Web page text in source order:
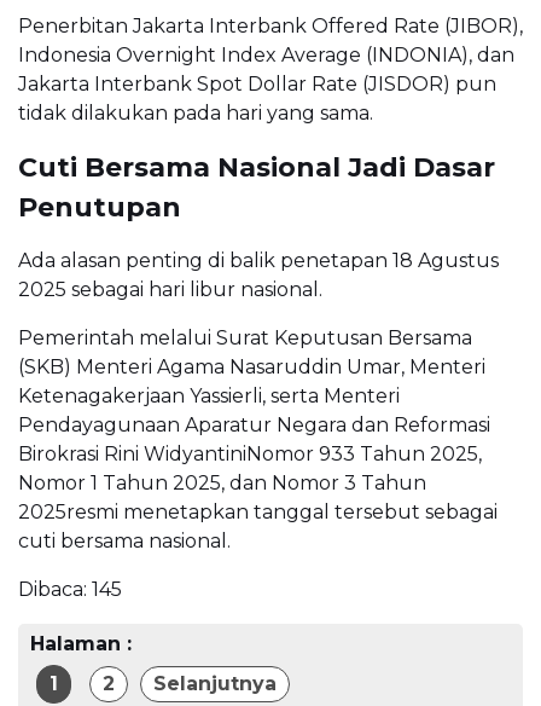
Penerbitan Jakarta Interbank Offered Rate (JIBOR),
Indonesia Overnight Index Average (INDONIA), dan
Jakarta Interbank Spot Dollar Rate (JISDOR) pun
tidak dilakukan pada hari yang sama.
Cuti Bersama Nasional Jadi Dasar
Penutupan
Ada alasan penting di balik penetapan 18 Agustus
2025 sebagai hari libur nasional.
Pemerintah melalui Surat Keputusan Bersama
(SKB) Menteri Agama Nasaruddin Umar, Menteri
Ketenagakerjaan Yassierli, serta Menteri
Pendayagunaan Aparatur Negara dan Reformasi
Birokrasi Rini WidyantiniNomor 933 Tahun 2025,
Nomor 1 Tahun 2025, dan Nomor 3 Tahun
2025resmi menetapkan tanggal tersebut sebagai
cuti bersama nasional.
Dibaca: 145
Halaman :
1
2 Selanjutnya